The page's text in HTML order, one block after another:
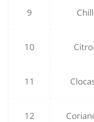
9
10
11
12